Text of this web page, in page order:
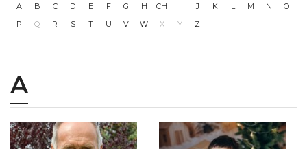
A B C D E F G H CH I J K L M N
O
P
Q R S T U V W X Y Z
A